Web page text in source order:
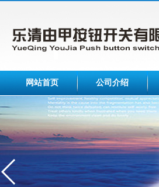
网站首页 公司介绍